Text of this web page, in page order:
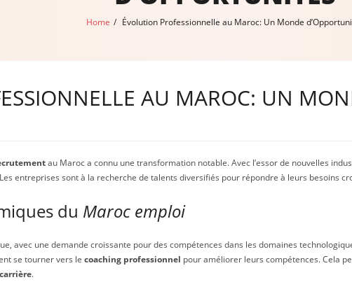
Home / Évolution Professionnelle au Maroc: Un Monde
AU MAROC: UN
au Maroc a connu une transformation notable. Avec l’essor de nouvelles
entreprises sont à la recherche de talents diversifiés pour répondre à leurs besoins
du Maroc emploi
avec une demande croissante pour des compétences dans les domaines
se tourner vers le coaching professionnel pour améliorer leurs compétences. Cela
carrière.